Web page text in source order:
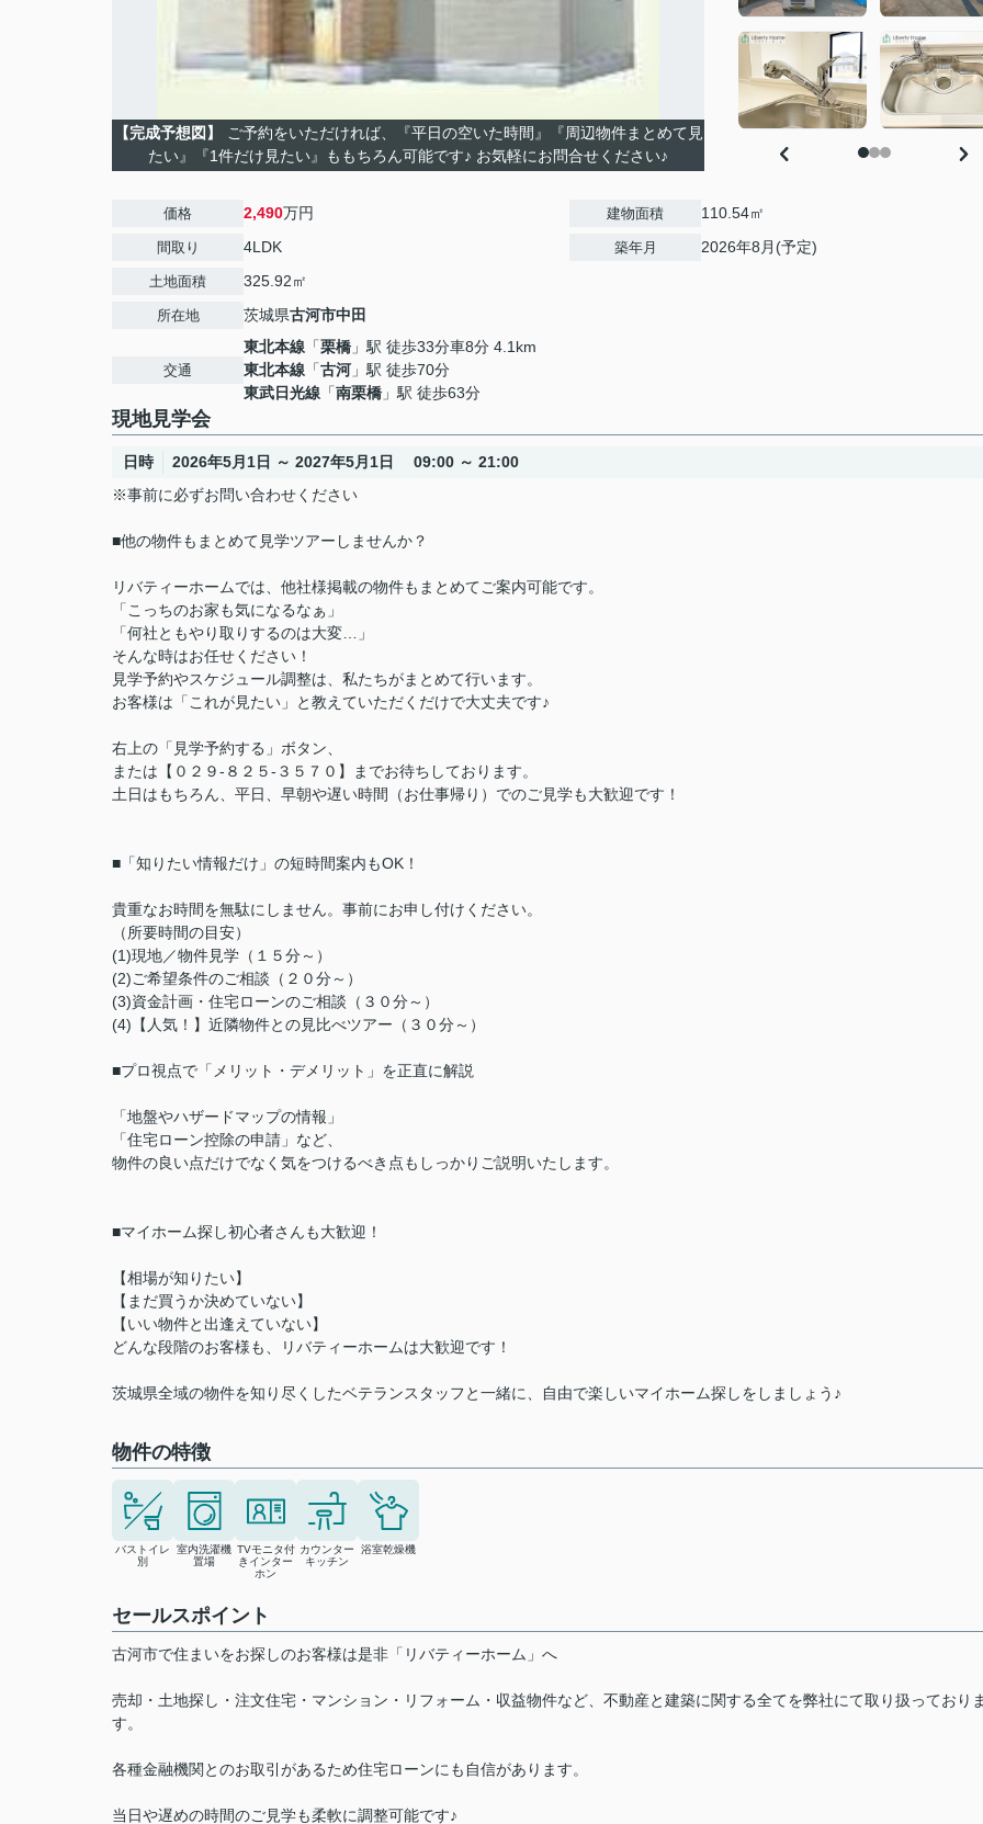
【完成予想図】
ご予約をいただければ、『平日の空いた時間』『周辺物件まとめて見
たい』『1件だけ見たい』ももちろん可能です♪ お気軽にお問合せください♪
価格 2,490万円
間取り 4LDK
土地面積 325.92㎡
所在地 茨城県古河市中田
交通
東北本線 「栗橋 」駅 徒歩33分車8分 4.1km
東北本線 「古河 」駅 徒歩70分
東武日光線 「南栗橋 」駅 徒歩63分
建物面積 110.54㎡
築年月 2026年8月(予定)
現地見学会
日時
2026年5月1日 ～ 2027年5月1日 09:00 ～ 21:00
※事前に必ずお問い合わせください
■他の物件もまとめて見学ツアーしませんか？
リバティーホームでは、他社様掲載の物件もまとめてご案内可能です。
「こっちのお家も気になるなぁ」
「何社ともやり取りするのは大変…」
そんな時はお任せください！
見学予約やスケジュール調整は、私たちがまとめて行います。
お客様は「これが見たい」と教えていただくだけで大丈夫です♪
右上の「見学予約する」ボタン、
または【０２９-８２５-３５７０】までお待ちしております。
土日はもちろん、平日、早朝や遅い時間（お仕事帰り）でのご見学も大歓迎です！
■「知りたい情報だけ」の短時間案内もOK！
貴重なお時間を無駄にしません。事前にお申し付けください。
（所要時間の目安）
(1)現地／物件見学（１５分～）
(2)ご希望条件のご相談（２０分～）
(3)資金計画・住宅ローンのご相談（３０分～）
(4)【人気！】近隣物件との見比べツアー（３０分～）
■プロ視点で「メリット・デメリット」を正直に解説
「地盤やハザードマップの情報」
「住宅ローン控除の申請」など、
物件の良い点だけでなく気をつけるべき点もしっかりご説明いたします。
■マイホーム探し初心者さんも大歓迎！
【相場が知りたい】
【まだ買うか決めていない】
【いい物件と出逢えていない】
どんな段階のお客様も、リバティーホームは大歓迎です！
茨城県全域の物件を知り尽くしたベテランスタッフと一緒に、自由で楽しいマイホーム探しをしましょう♪
物件の特徴
バストイレ
別
室内洗濯機
置場
TVモニタ付
きインター
ホン
カウンター
キッチン
浴室乾燥機
セールスポイント
古河市で住まいをお探しのお客様は是非「リバティーホーム」へ
売却・土地探し・注文住宅・マンション・リフォーム・収益物件など、不動産と建築に関する全てを弊社にて取り扱っており
す。
各種金融機関とのお取引があるため住宅ローンにも自信があります。
当日や遅めの時間のご見学も柔軟に調整可能です♪